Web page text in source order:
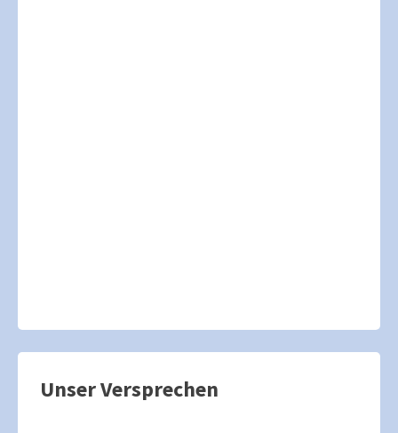
Unser Versprechen